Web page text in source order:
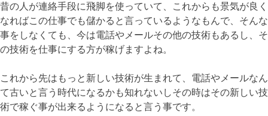
昔の人が連絡手段に飛脚を使っていて、これからも景気が良く
なればこの仕事でも儲かると言っているようなもんで、そんな
事をしなくても、今は電話やメールその他の技術もあるし、そ
の技術を仕事にする方が稼げますよね。
これから先はもっと新しい技術が生まれて、電話やメールなん
て古いと言う時代になるかも知れないしその時はその新しい技
術で稼ぐ事が出来るようになると言う事です。